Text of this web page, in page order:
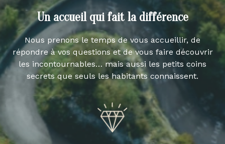
Un accueil qui fait la différence
Nous prenons le temps de vous accueillir, de
répondre à vos questions et de vous faire découvrir
les incontournables… mais aussi les petits coins
secrets que seuls les habitants connaissent.